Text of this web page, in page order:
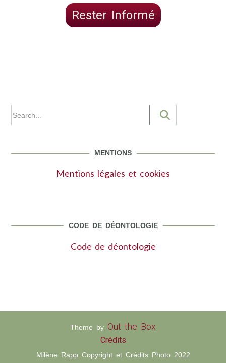
Rester Informé
MENTIONS
Mentions légales et cookies
CODE DE DÉONTOLOGIE
Code de déontologie
Theme by Out the Box
Crédits
Milène Rapp Copyright et Crédits Photo 2022